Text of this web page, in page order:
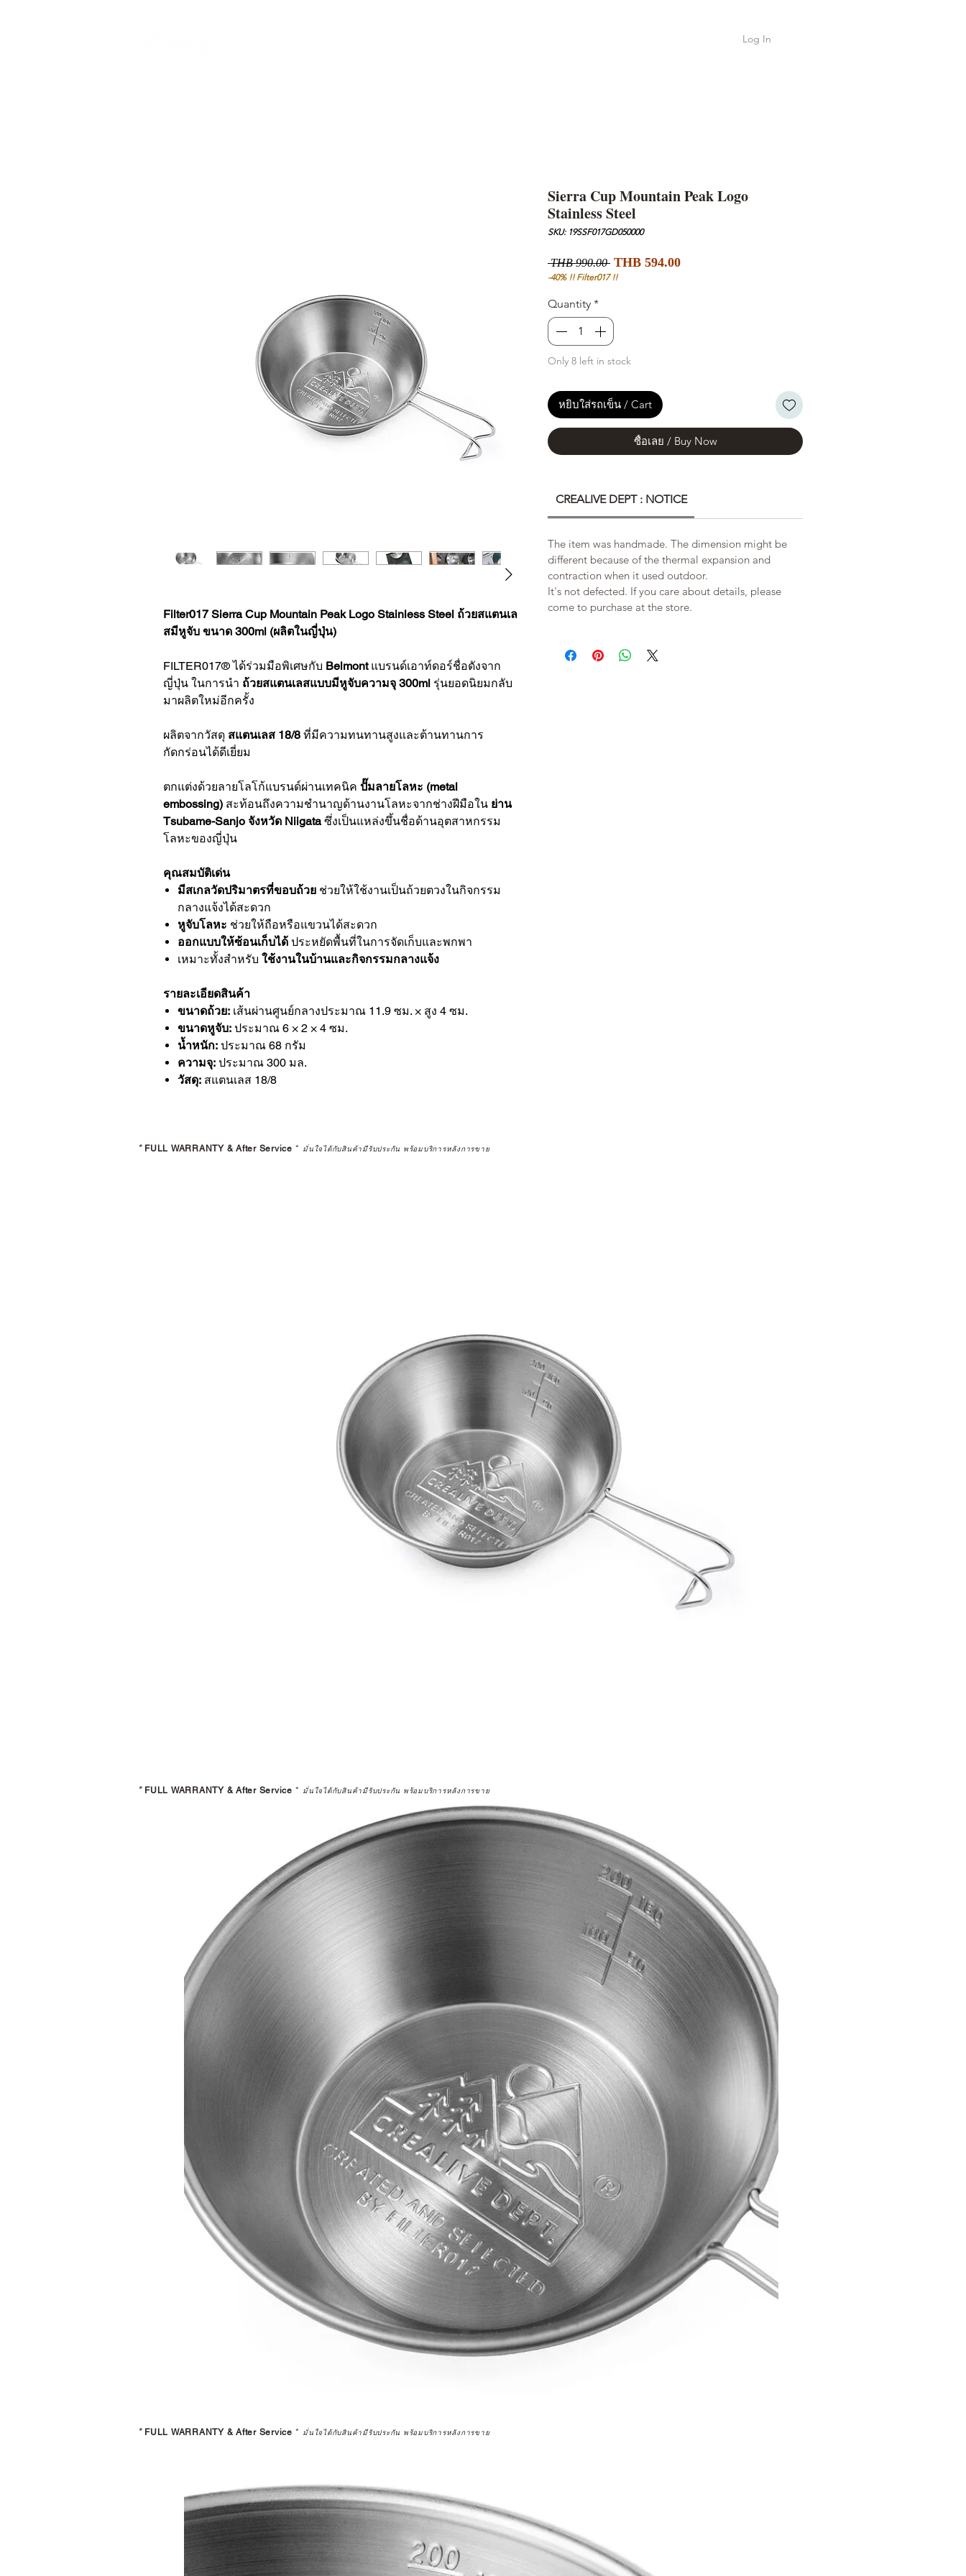
Log In
Filter017 Sierra Cup Mountain Peak Logo Stainless Steel ถ้วยสแตนเล
สมีหูจับ ขนาด 300ml (ผลิตในญี่ปุ่น)
FILTER017® ได้ร่วมมือพิเศษกับ Belmontแบรนด์เอาท์ดอร์ชื่อดังจาก
ญี่ปุ่น ในการนำ ถ้วยสแตนเลสแบบมีหูจับความจุ 300ml รุ่นยอดนิยมกลับ
มาผลิตใหม่อีกครั้ง
ผลิตจากวัสดุ สแตนเลส 18/8 ที่มีความทนทานสูงและต้านทานการ
กัดกร่อนได้ดีเยี่ยม
ตกแต่งด้วยลายโลโก้แบรนด์ผ่านเทคนิค ปั๊มลายโลหะ (metal
embossing) สะท้อนถึงความชำนาญด้านงานโลหะจากช่างฝีมือใน ย่าน
Tsubame-Sanjo จังหวัด Niigataซึ่งเป็นแหล่งขึ้นชื่อด้านอุตสาหกรรม
โลหะของญี่ปุ่น
คุณสมบัติเด่น
มีสเกลวัดปริมาตรที่ขอบถ้วย ช่วยให้ใช้งานเป็นถ้วยตวงในกิจกรรม
กลางแจ้งได้สะดวก
หูจับโลหะ ช่วยให้ถือหรือแขวนได้สะดวก
ออกแบบให้ซ้อนเก็บได้ ประหยัดพื้นที่ในการจัดเก็บและพกพา
เหมาะทั้งสำหรับ ใช้งานในบ้านและกิจกรรมกลางแจ้ง
รายละเอียดสินค้า
ขนาดถ้วย: เส้นผ่านศูนย์กลางประมาณ 11.9 ซม. × สูง 4 ซม.
ขนาดหูจับ: ประมาณ 6 × 2 × 4 ซม.
น้ำหนัก: ประมาณ 68 กรัม
ความจุ: ประมาณ 300 มล.
วัสดุ: สแตนเลส 18/8
Sierra Cup Mountain Peak Logo
Stainless Steel
SKU: 19SSF017GD050000
THB 990.00 Regular
Price
THB 594.00Sale
-40% !! Filter017 !!
Quantity *
Only 8 left in stock
หยิบใส่รถเข็น / Cart
ซื้อเลย / Buy Now
CREALIVE DEPT : NOTICE
The item was handmade. The dimension might be
different because of the thermal expansion and
contraction when it used outdoor.
It's not defected. If you care about details, please
come to purchase at the store.
* FULL WARRANTY & After Service * มั่นใจได้กับสินค้ามีรับประกัน พร้อมบริการหลังการขาย
* FULL WARRANTY & After Service * มั่นใจได้กับสินค้ามีรับประกัน พร้อมบริการหลังการขาย
* FULL WARRANTY & After Service * มั่นใจได้กับสินค้ามีรับประกัน พร้อมบริการหลังการขาย